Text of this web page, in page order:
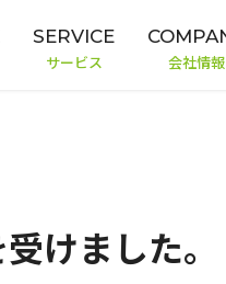
SERVICE
サービス 会社情報
けました。